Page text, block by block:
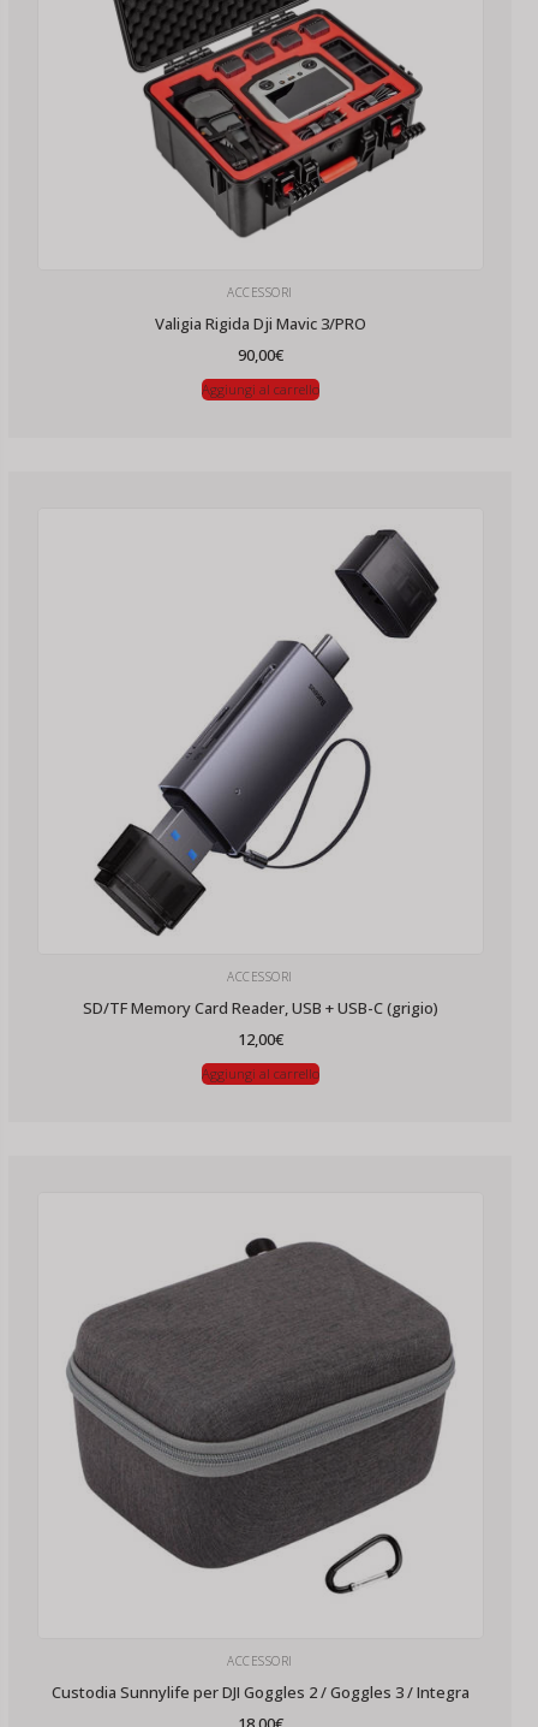
ACCESSORI
Valigia Rigida Dji Mavic 3/PRO
90,00€
Aggiungi al carrello
ACCESSORI
SD/TF Memory Card Reader, USB + USB-C (grigio)
12,00€
Aggiungi al carrello
ACCESSORI
Custodia Sunnylife per DJI Goggles 2 / Goggles 3 / Integra